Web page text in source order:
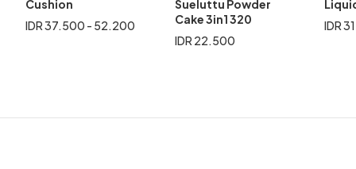
Cushion
IDR 37.500 - 52.200
Sueluttu Powder
Cake 3in1 320
IDR 22.500
IDR